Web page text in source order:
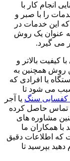
انجام کار با
را با صبر و
این خدمات در
عنوان یک روش
می گیرد.
کیفیت بالاتر و
روش همچنین به
یا افرادی که
می شود تا
کفسابی سنگ یا آجر
تماس حاصل کرده
مشاوره های
با همکاران ما
که اطلاعات دقیق
بپرسید تا